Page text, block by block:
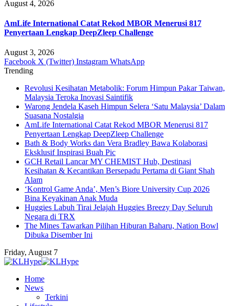
August 4, 2026
AmLife International Catat Rekod MBOR Menerusi 817
Penyertaan Lengkap DeepZleep Challenge
August 3, 2026
Facebook X (Twitter) Instagram WhatsApp
Trending
Revolusi Kesihatan Metabolik: Forum Himpun Pakar Taiwan,
Malaysia Teroka Inovasi Saintifik
Warong Jendela Kaseh Himpun Selera ‘Satu Malaysia’ Dalam
Suasana Nostalgia
AmLife International Catat Rekod MBOR Menerusi 817
Penyertaan Lengkap DeepZleep Challenge
Bath & Body Works dan Vera Bradley Bawa Kolaborasi
Eksklusif Inspirasi Buah Pic
GCH Retail Lancar MY CHEMIST Hub, Destinasi
Kesihatan & Kecantikan Bersepadu Pertama di Giant Shah
Alam
‘Kontrol Game Anda’, Men’s Biore University Cup 2026
Bina Keyakinan Anak Muda
Huggies Labuh Tirai Jelajah Huggies Breezy Day Seluruh
Negara di TRX
The Mines Tawarkan Pilihan Hiburan Baharu, Nation Bowl
Dibuka Disember Ini
Friday, August 7
Home
News
Terkini